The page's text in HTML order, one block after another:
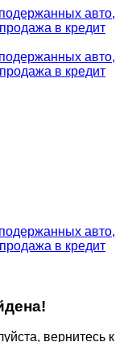
вернитесь к